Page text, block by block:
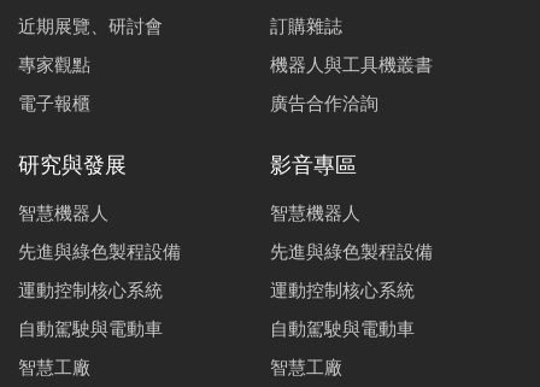
近期展覽、研討會
專家觀點
電子報櫃
訂購雜誌
機器人與工具機叢書
廣告合作洽詢
研究與發展
智慧機器人
先進與綠色製程設備
運動控制核心系統
自動駕駛與電動車
智慧工廠
影音專區
智慧機器人
先進與綠色製程設備
運動控制核心系統
自動駕駛與電動車
智慧工廠